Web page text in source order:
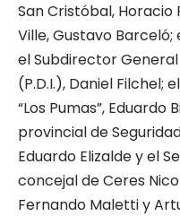
San Cristóbal, Horacio
Ville, Gustavo Barceló;
el Subdirector
(P.D.I.), Daniel Filchel;
“Los Pumas”, Eduardo
provincial de
Eduardo Elizalde y el
concejal de Ceres
Fernando Maletti y